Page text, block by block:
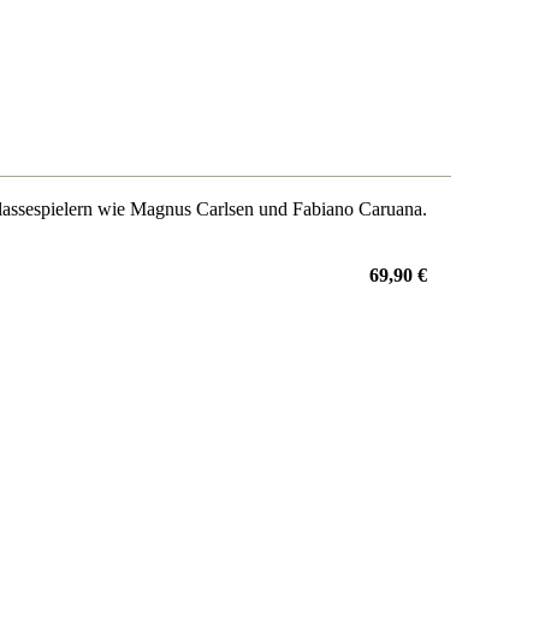
wie Magnus Carlsen und Fabiano Caruana.
69,90 €